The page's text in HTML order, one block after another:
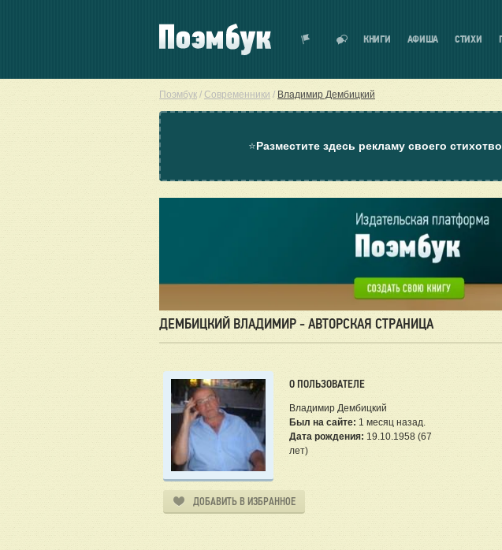
КНИГИ АФИША СТИХИ
Поэмбук / Современники / Владимир Дембицкий
⭐Разместите здесь рекламу своего
ДЕМБИЦКИЙ ВЛАДИМИР - АВТОРСКАЯ СТРАНИЦА
О ПОЛЬЗОВАТЕЛЕ
Владимир Дембицкий
Был на сайте: 1 месяц назад.
Дата рождения: 19.10.1958 (67
лет)
ДОБАВИТЬ В ИЗБРАННОЕ